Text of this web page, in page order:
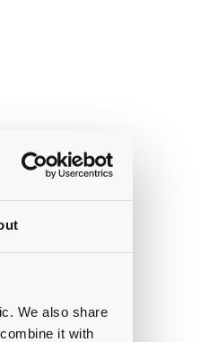
We also share
it with